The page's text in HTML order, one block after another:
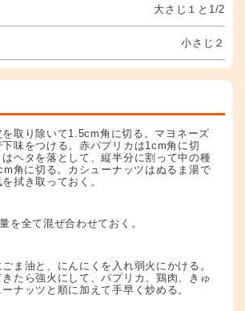
大さじ１と1/2
小さじ２
取り除いて1.5cm角に切る。マヨネーズ
味をつける。赤パプリカは1cm角に切
ヘタを落として、縦半分に割って中の種
角に切る。カシューナッツはぬるま湯で
拭き取っておく。
を全て混ぜ合わせておく。
ま油と、にんにくを入れ弱火にかける。
たら強火にして、パプリカ、鶏肉、きゅ
ナッツと順に加えて手早く炒める。